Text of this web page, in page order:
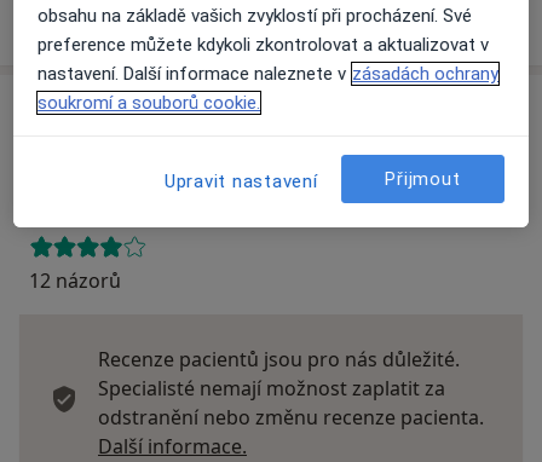
Víceo adrese
Názory
Přidejte svůj názor
12 názorů
Recenze pacientů jsou pro nás důležité.
Specialisté nemají možnost zaplatit za
odstranění nebo změnu recenze pacienta.
Další informace.
obsahu na základě vašich zvyklostí při procházení. Své
preference můžete kdykoli zkontrolovat a aktualizovat v
nastavení. Další informace naleznete v zásadách ochrany
soukromí a souborů cookie.
Upravit nastavení Přijmout